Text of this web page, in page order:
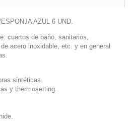
AZUL 6 UND.
cuartos de baño, sanitarios,
acero inoxidable, etc. y en general
sintéticas.
y thermosetting..